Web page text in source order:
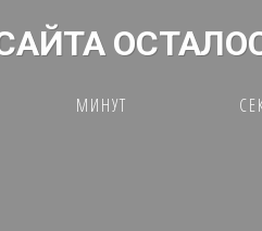
МИНУТ